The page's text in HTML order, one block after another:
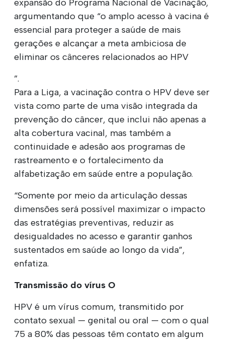
expansão do Programa Nacional de Vacinação,
argumentando que “o amplo acesso à vacina é
essencial para proteger a saúde de mais
gerações e alcançar a meta ambiciosa de
eliminar os cânceres relacionados ao HPV
”.
Para a Liga, a vacinação contra o HPV deve ser
vista como parte de uma visão integrada da
prevenção do câncer, que inclui não apenas a
alta cobertura vacinal, mas também a
continuidade e adesão aos programas de
rastreamento e o fortalecimento da
alfabetização em saúde entre a população.
“Somente por meio da articulação dessas
dimensões será possível maximizar o impacto
das estratégias preventivas, reduzir as
desigualdades no acesso e garantir ganhos
sustentados em saúde ao longo da vida”,
enfatiza.
Transmissão do vírus O
HPV é um vírus comum, transmitido por
contato sexual — genital ou oral — com o qual
75 a 80% das pessoas têm contato em algum